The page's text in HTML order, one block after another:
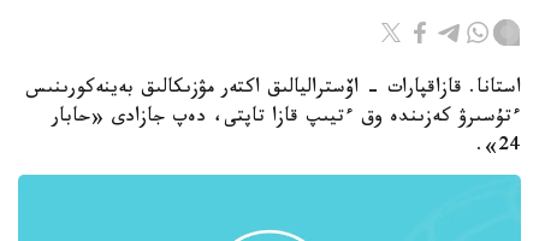
استانا. قازاقپارات - اۆستراليالىق اكتەر مۋزىكالىق بەينەكورىنىس
ءتۇسىرۋ كەزىندە وق ءتيىپ قازا تاپتى، دەپ جازادى «حابار
24».